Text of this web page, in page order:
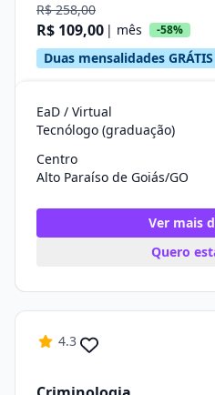
R$ 258,00
R$ 109,00 | mês -58%
Duas mensalidades GRÁTIS
EaD / Virtual
Tecnólogo (graduação)
Centro
Alto Paraíso de Goiás/GO
Ver mais
Quero
4.3